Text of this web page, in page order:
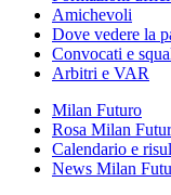
Amichevoli
Dove vedere la
Convocati e
Arbitri e VAR
Milan Futuro
Rosa Milan
Calendario e
News Milan